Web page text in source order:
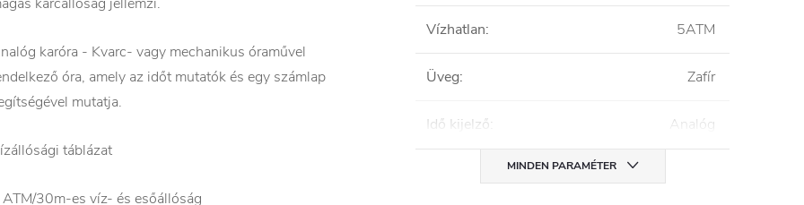
karóra - Kvarc- vagy mechanikus óraművel
óra, amely az időt mutatók és egy számlap
mutatja.
táblázat
30m-es víz- és esőállóság
Vízhatlan: 5ATM
Üveg: Zafír
Idő kijelző: Analóg
MINDEN PARAMÉTER